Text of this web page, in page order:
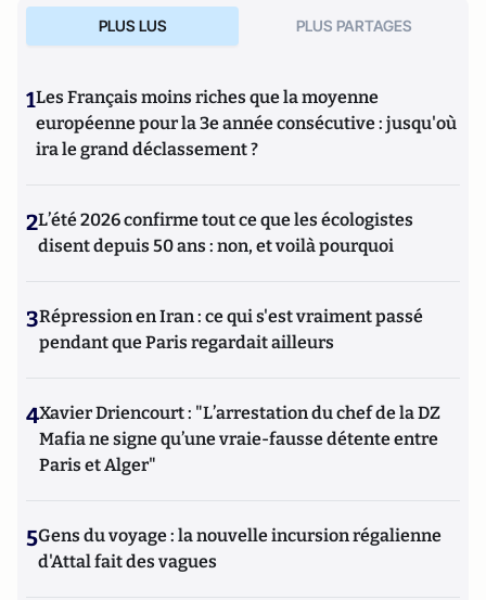
PLUS LUS PLUS PARTAGES
1Les Français moins riches que la moyenne
européenne pour la 3e année consécutive : jusqu'où
ira le grand déclassement ?
2L’été 2026 confirme tout ce que les écologistes
disent depuis 50 ans : non, et voilà pourquoi
3Répression en Iran : ce qui s'est vraiment passé
pendant que Paris regardait ailleurs
4Xavier Driencourt : "L’arrestation du chef de la DZ
Mafia ne signe qu’une vraie-fausse détente entre
Paris et Alger"
5Gens du voyage : la nouvelle incursion régalienne
d'Attal fait des vagues